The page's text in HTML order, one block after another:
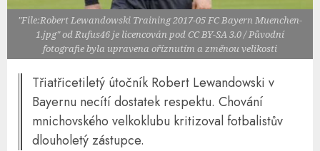
"File:Robert Lewandowski Training 2017-05 FC Bayern Muenchen-
1.jpg" od Rufus46 je licencován pod CC BY-SA 3.0 / Původní
fotografie byla upravena oříznutím a změnou velikosti
Třiatřicetiletý útočník Robert Lewandowski v
Bayernu necítí dostatek respektu. Chování
mnichovského velkoklubu kritizoval fotbalistův
dlouholetý zástupce.